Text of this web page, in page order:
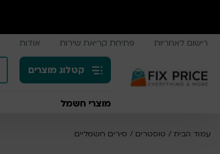
רישום לאחריות פתיחת קריאת שירות אודות
קטלוג מוצרים
מוצרי חשמל
עמוד הבית / טוסטרים / סירים חשמליים